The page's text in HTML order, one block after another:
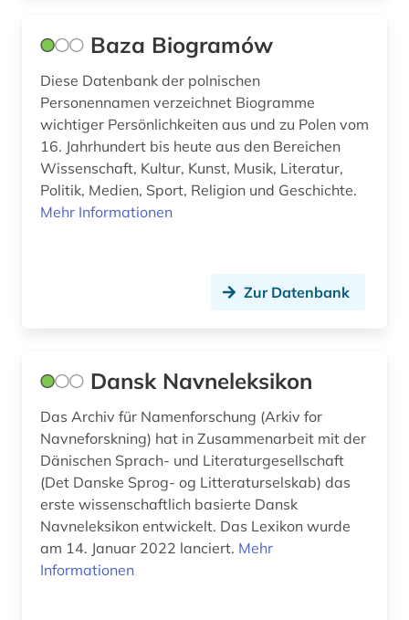
Baza Biogramów
Diese Datenbank der polnischen
Personennamen verzeichnet Biogramme
wichtiger Persönlichkeiten aus und zu Polen vom
16. Jahrhundert bis heute aus den Bereichen
Wissenschaft, Kultur, Kunst, Musik, Literatur,
Politik, Medien, Sport, Religion und Geschichte.
Mehr Informationen
Zur Datenbank
Dansk Navneleksikon
Das Archiv für Namenforschung (Arkiv for
Navneforskning) hat in Zusammenarbeit mit der
Dänischen Sprach- und Literaturgesellschaft
(Det Danske Sprog- og Litteraturselskab) das
erste wissenschaftlich basierte Dansk
Navneleksikon entwickelt. Das Lexikon wurde
am 14. Januar 2022 lanciert. Mehr
Informationen